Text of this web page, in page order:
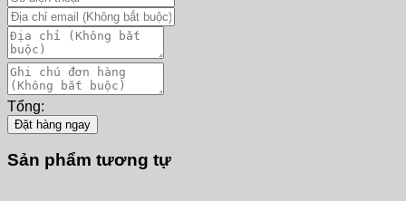
Tổng:
Đặt hàng ngay
Sản phẩm tương tự